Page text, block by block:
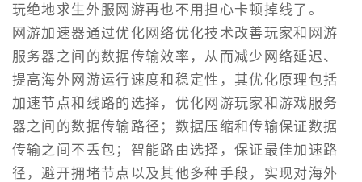
玩绝地求生外服网游再也不用担心卡顿掉线了。
网游加速器通过优化网络优化技术改善玩家和网游
服务器之间的数据传输效率，从而减少网络延迟、
提高海外网游运行速度和稳定性，其优化原理包括
加速节点和线路的选择，优化网游玩家和游戏服务
器之间的数据传输路径；数据压缩和传输保证数据
传输之间不丢包；智能路由选择，保证最佳加速路
径，避开拥堵节点以及其他多种手段，实现对海外